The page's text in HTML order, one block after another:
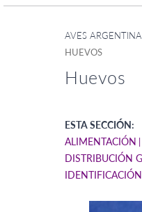
AVES
HUEVOS
Huevos
ESTA SECCIÓN:
ALIMENTACIÓN
DISTRIBUCIÓN